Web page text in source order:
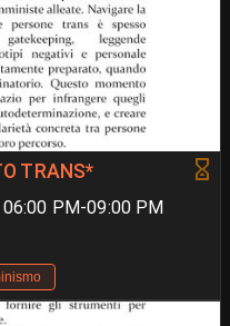
TRANS*
PM-09:00 PM